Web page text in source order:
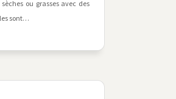
ou grasses avec des
sont…